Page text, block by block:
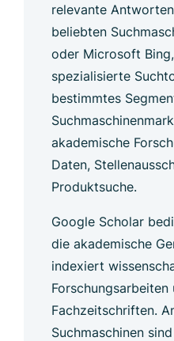
relevante
beliebten
oder Microsoft
spezialisierte
bestimmtes
akademische
Daten,
Produktsuche.
Google Scholar
die akademische
indexiert
Forschungsarbeiten
Fachzeitschriften.
Suchmaschinen